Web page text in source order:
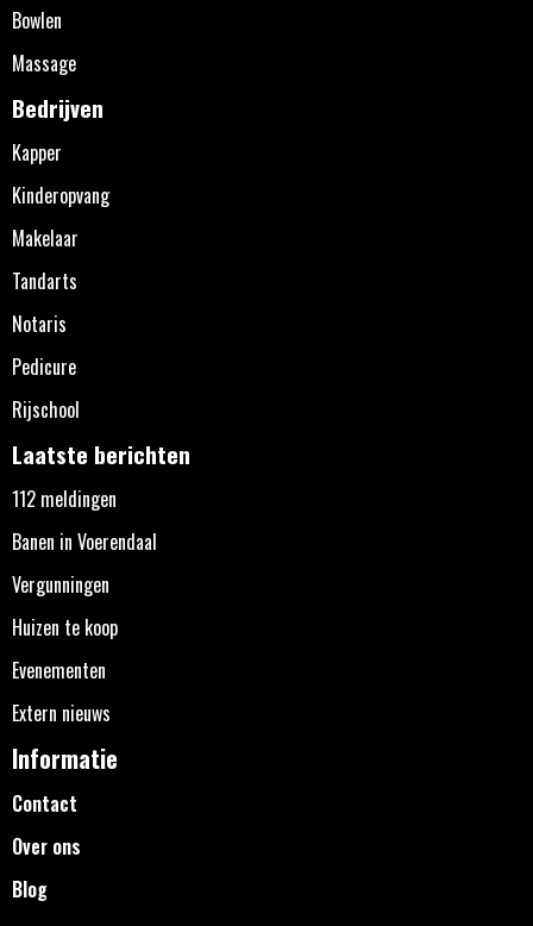
Bowlen
Massage
Bedrijven
Kapper
Kinderopvang
Makelaar
Tandarts
Notaris
Pedicure
Rijschool
Laatste berichten
112 meldingen
Banen in Voerendaal
Vergunningen
Huizen te koop
Evenementen
Extern nieuws
Informatie
Contact
Over ons
Blog